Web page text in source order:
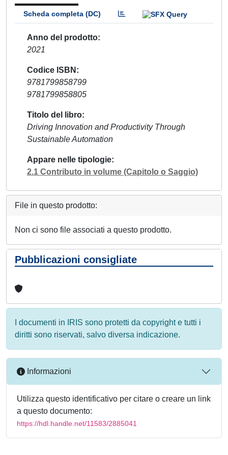
Scheda completa (DC)
Anno del prodotto
2021
Codice ISBN
9781799858799
9781799858805
Titolo del libro
Driving Innovation and Productivity Through
Sustainable Automation
Appare nelle tipologie
2.1 Contributo in volume (Capitolo o Saggio)
File in questo prodotto:
Non ci sono file associati a questo prodotto.
Pubblicazioni consigliate
I documenti in IRIS sono protetti da copyright e tutti i
diritti sono riservati, salvo diversa indicazione.
Informazioni
Utilizza questo identificativo per citare o creare un link
a questo documento:
https://hdl.handle.net/11583/2885041